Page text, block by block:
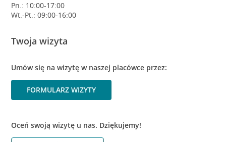
Pn.: 10:00-17:00
Wt.-Pt.: 09:00-16:00
Twoja wizyta
Umów się na wizytę w naszej placówce przez:
FORMULARZ WIZYTY
Oceń swoją wizytę u nas. Dziękujemy!